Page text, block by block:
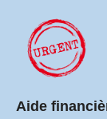
Aide